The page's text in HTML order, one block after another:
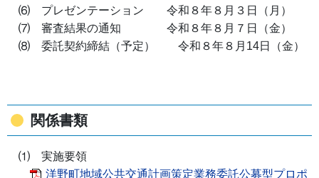
⑹ プレゼンテーション 令和８年８月３日（月）
⑺ 審査結果の通知 令和８年８月７日（金）
⑻ 委託契約締結（予定） 令和８年８月14日（金）
関係書類
⑴ 実施要領
洋野町地域公共交通計画策定業務委託公募型プロポ